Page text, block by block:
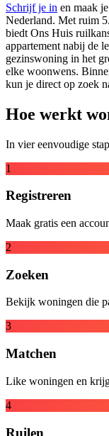
Schrijf je in en maak
Nederland. Met ruim
biedt Ons Huis
appartement nabij de
gezinswoning in het
elke woonwens.
kun je direct op zoek
Hoe werkt
In vier eenvoudige
1
Registreren
Maak gratis een
2
Zoeken
Bekijk woningen die
3
Matchen
Like woningen en
4
Ruilen